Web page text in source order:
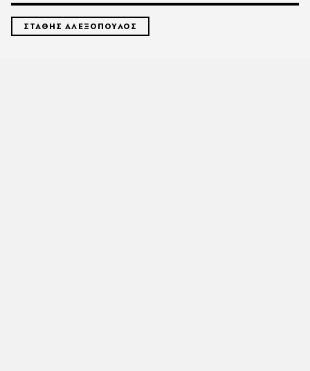
ΣΤΑΘΗΣ ΑΛΕΞΟΠΟΥΛΟΣ